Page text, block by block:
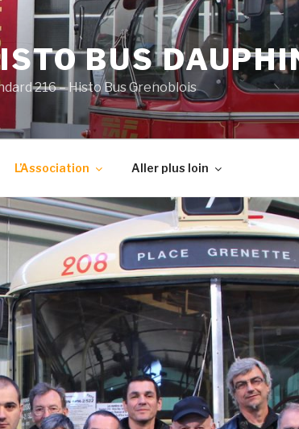
BUS
216 – Histo Bus Grenoblois
L’Association Aller plus loin